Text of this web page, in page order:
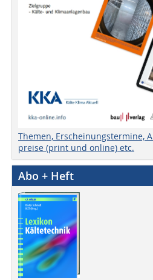
Themen, Erscheinungstermine,
preise (print und online) etc.
Abo + Heft